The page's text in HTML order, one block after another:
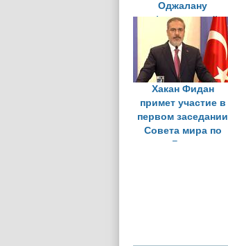
Оджалану
официальный
статус в мирном
процессе
Хакан Фидан
примет участие в
первом заседании
Совета мира по
Газе